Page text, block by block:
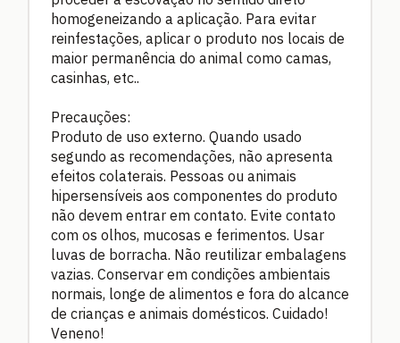
homogeneizando a aplicação. Para evitar
reinfestações, aplicar o produto nos locais de
maior permanência do animal como camas,
casinhas, etc..
Precauções:
Produto de uso externo. Quando usado
segundo as recomendações, não apresenta
efeitos colaterais. Pessoas ou animais
hipersensíveis aos componentes do produto
não devem entrar em contato. Evite contato
com os olhos, mucosas e ferimentos. Usar
luvas de borracha. Não reutilizar embalagens
vazias. Conservar em condições ambientais
normais, longe de alimentos e fora do alcance
de crianças e animais domésticos. Cuidado!
Veneno!